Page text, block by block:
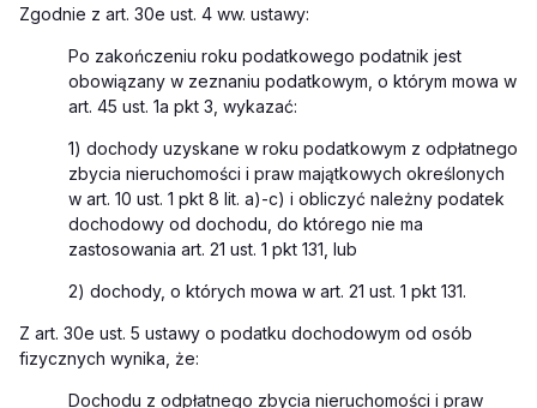
Zgodnie z art. 30e ust. 4 ww. ustawy:
Po zakończeniu roku podatkowego podatnik jest
obowiązany w zeznaniu podatkowym, o którym mowa w
art. 45 ust. 1a pkt 3, wykazać:
1) dochody uzyskane w roku podatkowym z odpłatnego
zbycia nieruchomości i praw majątkowych określonych
w art. 10 ust. 1 pkt 8 lit. a)-c) i obliczyć należny podatek
dochodowy od dochodu, do którego nie ma
zastosowania art. 21 ust. 1 pkt 131, lub
2) dochody, o których mowa w art. 21 ust. 1 pkt 131.
Z art. 30e ust. 5 ustawy o podatku dochodowym od osób
fizycznych wynika, że:
Dochodu z odpłatnego zbycia nieruchomości i praw